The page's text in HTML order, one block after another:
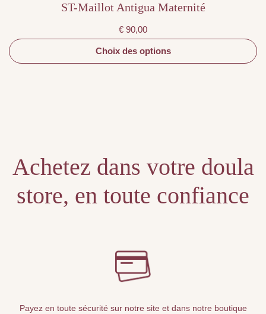
ST-Maillot Antigua Maternité
€ 90,00
Choix des options
Achetez dans votre doula
store, en toute confiance
Payez en toute sécurité sur notre site et dans notre boutique